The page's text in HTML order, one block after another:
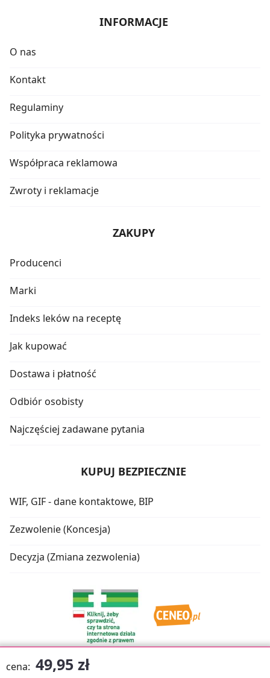
cena: 49,95 zł
INFORMACJE
O nas
Kontakt
Regulaminy
Polityka prywatności
Współpraca reklamowa
Zwroty i reklamacje
ZAKUPY
Producenci
Marki
Indeks leków na receptę
Jak kupować
Dostawa i płatność
Odbiór osobisty
Najczęściej zadawane pytania
KUPUJ BEZPIECZNIE
WIF, GIF - dane kontaktowe, BIP
Zezwolenie (Koncesja)
Decyzja (Zmiana zezwolenia)